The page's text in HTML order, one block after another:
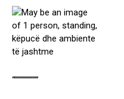
“””””””””””